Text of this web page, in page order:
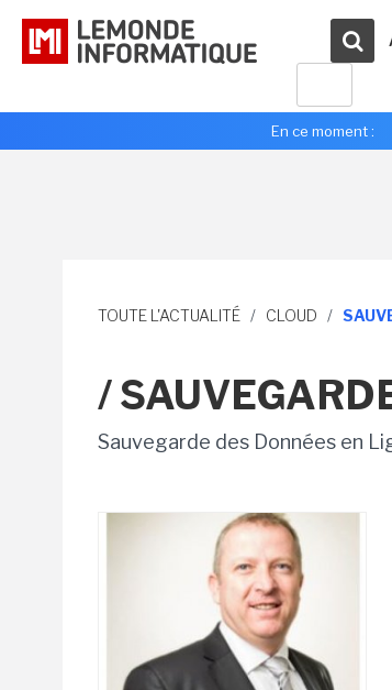
En ce moment :
TOUTE L'ACTUALITÉ / CLOUD /
/
Sauvegarde des Données en